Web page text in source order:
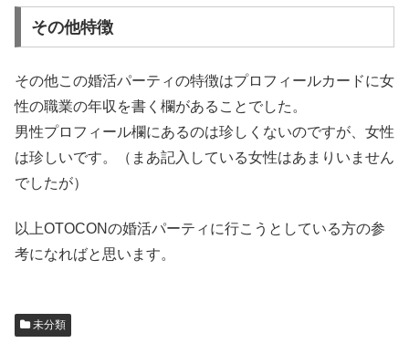
その他特徴
その他この婚活パーティの特徴はプロフィールカードに女
性の職業の年収を書く欄があることでした。
男性プロフィール欄にあるのは珍しくないのですが、女性
は珍しいです。（まあ記入している女性はあまりいません
でしたが）
以上OTOCONの婚活パーティに行こうとしている方の参
考になればと思います。
未分類